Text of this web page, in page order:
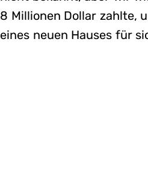
8 Millionen Dollar zahlte,
eines neuen Hauses für